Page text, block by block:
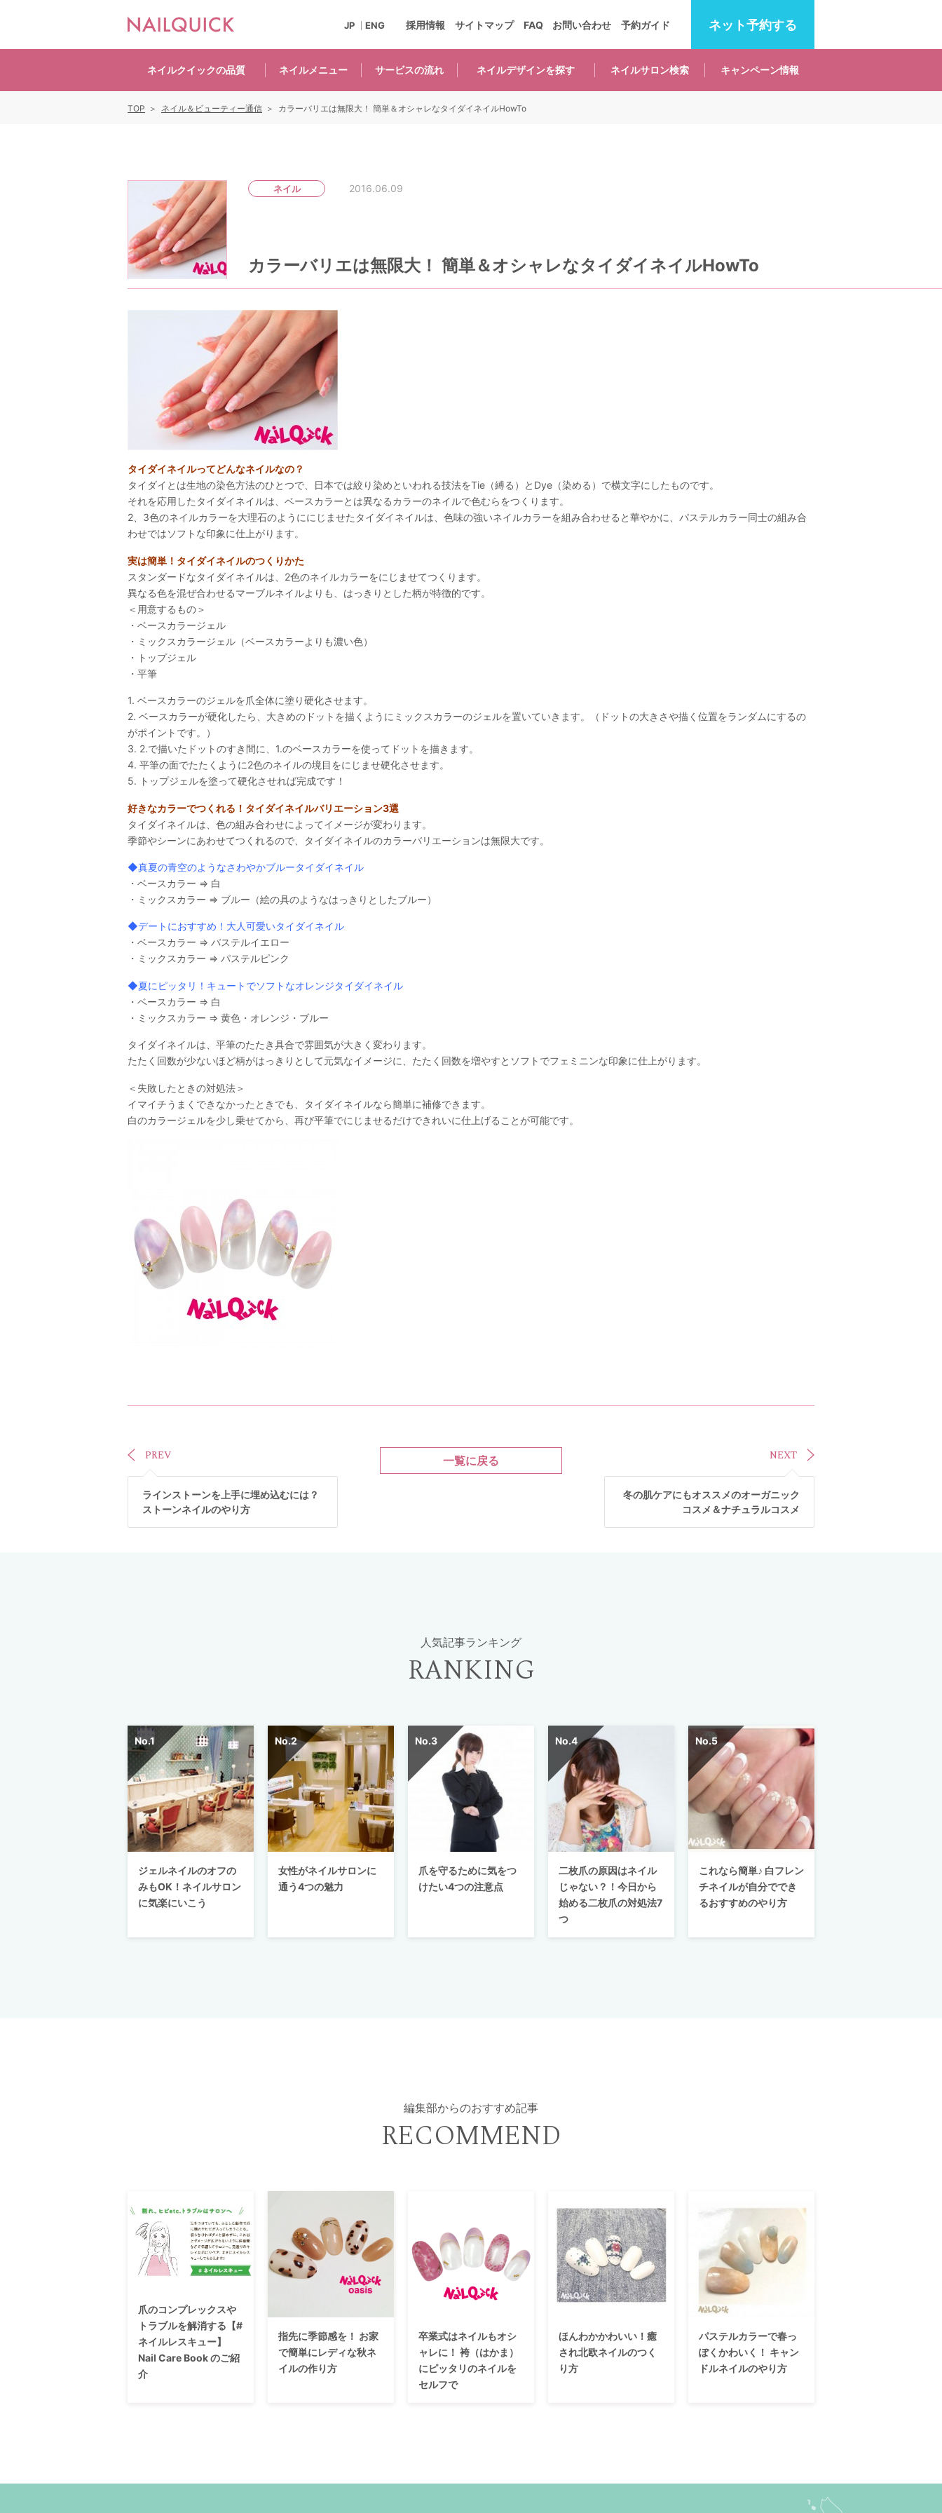
ネット予約する
ネイルクイックの品質 ネイルメニュー サービスの流れ ネイルデザインを探す ネイルサロン検索 キャンペーン情報
採用情報 サイトマップ FAQ お問い合わせ 予約ガイド
JP ENG
ネイル 2016.06.09
カラーバリエは無限大！ 簡単＆オシャレなタイダイネイルHowTo
タイダイネイルってどんなネイルなの？
タイダイとは生地の染色方法のひとつで、日本では絞り染めといわれる技法をTie（縛る）とDye（染める）で横文字にしたものです。
それを応用したタイダイネイルは、ベースカラーとは異なるカラーのネイルで色むらをつくります。
2、3色のネイルカラーを大理石のようににじませたタイダイネイルは、色味の強いネイルカラーを組み合わせると華やかに、パステルカラー同士の組み合
わせではソフトな印象に仕上がります。
実は簡単！タイダイネイルのつくりかた
スタンダードなタイダイネイルは、2色のネイルカラーをにじませてつくります。
異なる色を混ぜ合わせるマーブルネイルよりも、はっきりとした柄が特徴的です。
＜用意するもの＞
・ベースカラージェル
・ミックスカラージェル（ベースカラーよりも濃い色）
・トップジェル
・平筆
1. ベースカラーのジェルを爪全体に塗り硬化させます。
2. ベースカラーが硬化したら、大きめのドットを描くようにミックスカラーのジェルを置いていきます。（ドットの大きさや描く位置をランダムにするの
がポイントです。）
3. 2.で描いたドットのすき間に、1.のベースカラーを使ってドットを描きます。
4. 平筆の面でたたくように2色のネイルの境目をにじませ硬化させます。
5. トップジェルを塗って硬化させれば完成です！
好きなカラーでつくれる！タイダイネイルバリエーション3選
タイダイネイルは、色の組み合わせによってイメージが変わります。
季節やシーンにあわせてつくれるので、タイダイネイルのカラーバリエーションは無限大です。
◆真夏の青空のようなさわやかブルータイダイネイル
・ベースカラー ⇒ 白
・ミックスカラー ⇒ ブルー（絵の具のようなはっきりとしたブルー）
◆デートにおすすめ！大人可愛いタイダイネイル
・ベースカラー ⇒ パステルイエロー
・ミックスカラー ⇒ パステルピンク
◆夏にピッタリ！キュートでソフトなオレンジタイダイネイル
・ベースカラー ⇒ 白
・ミックスカラー ⇒ 黄色・オレンジ・ブルー
タイダイネイルは、平筆のたたき具合で雰囲気が大きく変わります。
たたく回数が少ないほど柄がはっきりとして元気なイメージに、たたく回数を増やすとソフトでフェミニンな印象に仕上がります。
＜失敗したときの対処法＞
イマイチうまくできなかったときでも、タイダイネイルなら簡単に補修できます。
白のカラージェルを少し乗せてから、再び平筆でにじませるだけできれいに仕上げることが可能です。
PREV
ラインストーンを上手に埋め込むには？
ストーンネイルのやり方
NEXT
冬の肌ケアにもオススメのオーガニック
コスメ＆ナチュラルコスメ
一覧に戻る
人気記事ランキング
RANKING
ジェルネイルのオフの
みもOK！ネイルサロン
に気楽にいこう
女性がネイルサロンに
通う4つの魅力
爪を守るために気をつ
けたい4つの注意点
二枚爪の原因はネイル
じゃない？！今日から
始める二枚爪の対処法7
つ
これなら簡単♪ 白フレン
チネイルが自分ででき
るおすすめのやり方
編集部からのおすすめ記事
RECOMMEND
爪のコンプレックスや
トラブルを解消する【#
ネイルレスキュー】
Nail Care Book のご紹
介
指先に季節感を！ お家
で簡単にレディな秋ネ
イルの作り方
卒業式はネイルもオシ
ャレに！ 袴（はかま）
にピッタリのネイルを
セルフで
ほんわかかわいい！癒
され北欧ネイルのつく
り方
パステルカラーで春っ
ぽくかわいく！ キャン
ドルネイルのやり方
TOP ネイル＆ビューティー通信 カラーバリエは無限大！ 簡単＆オシャレなタイダイネイルHowTo